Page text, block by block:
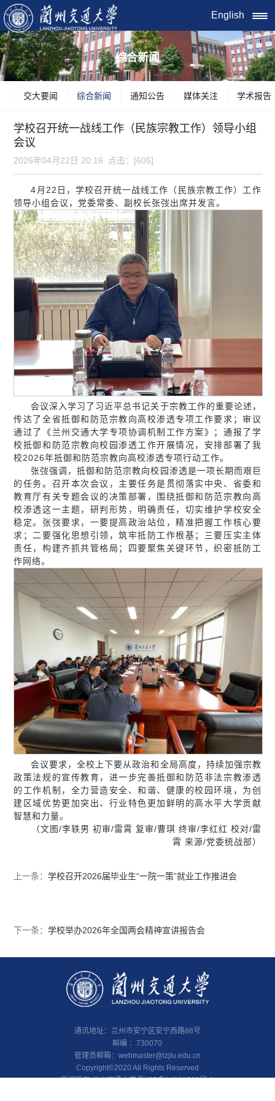
English
综合新闻
交大要闻 综合新闻 通知公告 媒体关注 学术报告
学校召开统一战线工作（民族宗教工作）领导小组
会议
2026年04月22日 20:16 点击：[605]
4月22日，学校召开统一战线工作（民族宗教工作）工作
领导小组会议，党委常委、副校长张弢出席并发言。
会议深入学习了习近平总书记关于宗教工作的重要论述，
传达了全省抵御和防范宗教向高校渗透专项工作要求；审议
通过了《兰州交通大学专项协调机制工作方案》；通报了学
校抵御和防范宗教向校园渗透工作开展情况，安排部署了我
校2026年抵御和防范宗教向高校渗透专项行动工作。
张弢强调，抵御和防范宗教向校园渗透是一项长期而艰巨
的任务。召开本次会议，主要任务是贯彻落实中央、省委和
教育厅有关专题会议的决策部署，围绕抵御和防范宗教向高
校渗透这一主题，研判形势，明确责任，切实维护学校安全
稳定。张弢要求，一要提高政治站位，精准把握工作核心要
求；二要强化思想引领，筑牢抵防工作根基；三要压实主体
责任，构建齐抓共管格局；四要聚焦关键环节，织密抵防工
作网络。
会议要求，全校上下要从政治和全局高度，持续加强宗教
政策法规的宣传教育，进一步完善抵御和防范非法宗教渗透
的工作机制，全力营造安全、和谐、健康的校园环境，为创
建区域优势更加突出、行业特色更加鲜明的高水平大学贡献
智慧和力量。
（文图/李轶男 初审/雷霄 复审/曹琪 终审/李红红 校对/雷
霄 来源/党委统战部）
上一条：学校召开2026届毕业生“一院一策”就业工作推进会
下一条：学校举办2026年全国两会精神宣讲报告会
通讯地址：兰州市安宁区安宁西路88号
邮编 ：730070
管理员邮箱： webmaster@lzjtu.edu.cn
Copyright©2020 All Rights Reserved
版权所有 兰州交通大学 陇ICP备14001560号-1